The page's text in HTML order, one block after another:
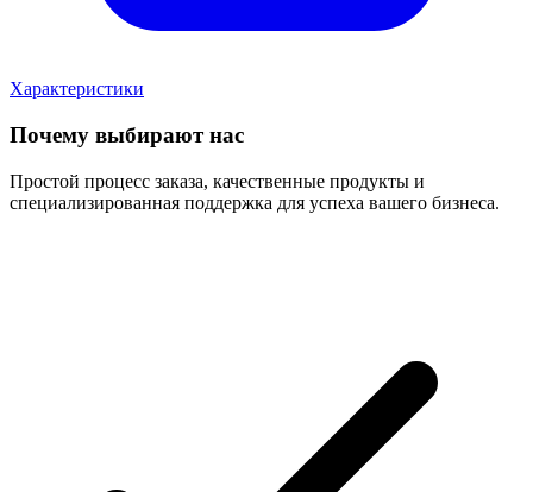
Характеристики
Почему выбирают нас
Простой процесс заказа, качественные продукты и
специализированная поддержка для успеха вашего бизнеса.